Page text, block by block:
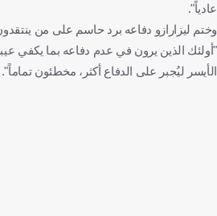
عادياً".
وختم ليزارازو دفاعه برد حاسم على من
"أولئك الذين يرون في عدم دفاعه بما يكفي
الأيسر ليُجبر على الدفاع أكثر، مخطئون تماماً".